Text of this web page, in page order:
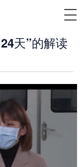
天”的解读